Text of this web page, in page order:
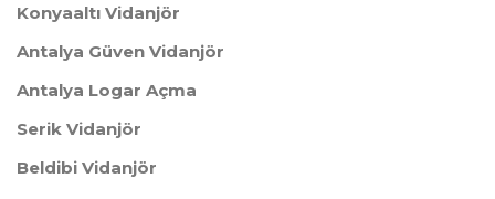
Konyaaltı Vidanjör
Antalya Güven Vidanjör
Antalya Logar Açma
Serik Vidanjör
Beldibi Vidanjör